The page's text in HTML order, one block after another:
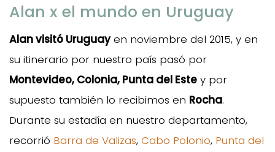
Alan x el mundo en Uruguay
Alan visitó Uruguayen noviembre del 2015, y en
su itinerario por nuestro país pasó por
Montevideo, Colonia, Punta del Este y por
supuesto también lo recibimos en Rocha.
Durante su estadía en nuestro departamento,
recorrió Barra de Valizas, Cabo Polonio, Punta del